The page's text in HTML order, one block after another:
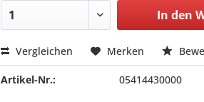
In den
Vergleichen Merken
Artikel-Nr.: 05414430000